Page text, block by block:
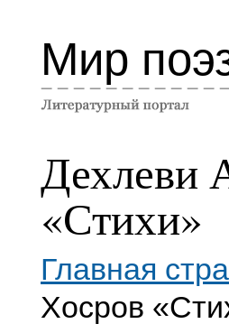
Мир
Дехлеви
«Стихи»
Главная
Хосров